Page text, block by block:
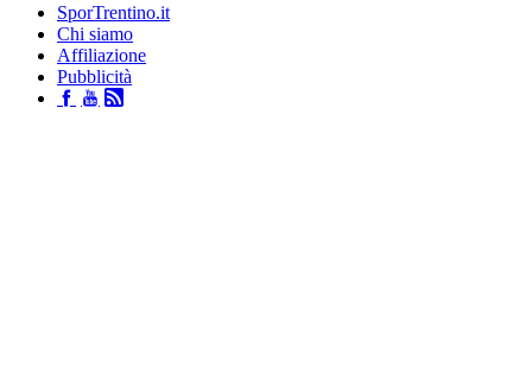
SporTrentino.it
Chi siamo
Affiliazione
Pubblicità